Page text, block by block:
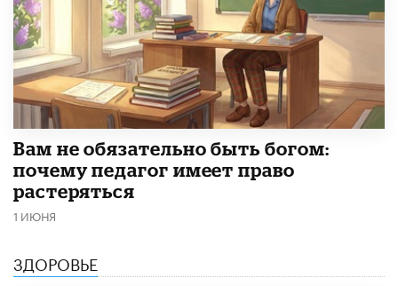
​Вам не обязательно быть богом:
почему педагог имеет право
растеряться
1 ИЮНЯ
ЗДОРОВЬЕ